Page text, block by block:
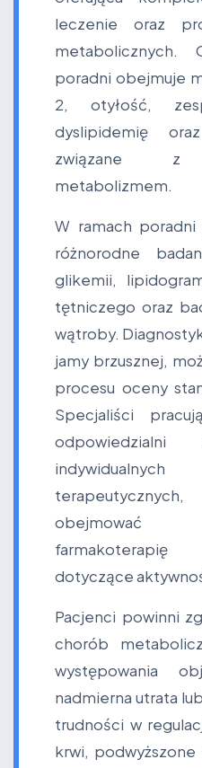
leczenie oraz
metabolicznych.
poradni obejmuje
2, otyłość,
dyslipidemię
związane z
metabolizmem.
W ramach
różnorodne
glikemii,
tętniczego oraz
wątroby.
jamy brzusznej,
procesu oceny
Specjaliści
odpowiedzialni
obejmować
dotyczące
Pacjenci powinni
chorób
występowania
nadmierna utrata
trudności w
krwi,